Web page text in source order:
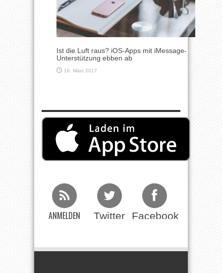
Ist die Luft raus? iOS-Apps mit iMessage-
Unterstützung ebben ab
16. März 2017
ANMELDEN Twitter Facebook